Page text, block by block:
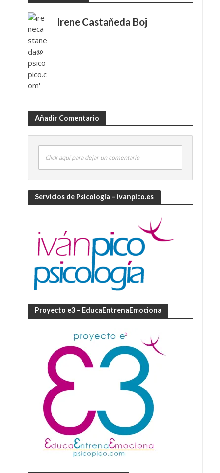
Irene Castañeda Boj
Añadir Comentario
Click aquí para dejar un comentario
Servicios de Psicología – ivanpico.es
Proyecto e3 – EducaEntrenaEmociona